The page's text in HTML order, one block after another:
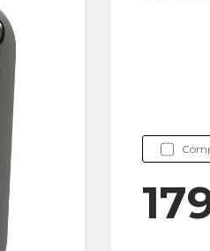
Stores extérieurs